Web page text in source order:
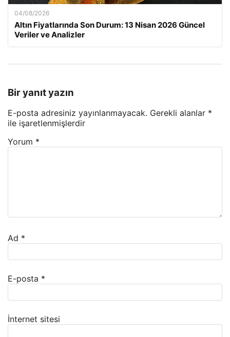
04/08/2026
Altın Fiyatlarında Son Durum: 13 Nisan 2026 Güncel
Veriler ve Analizler
Bir yanıt yazın
E-posta adresiniz yayınlanmayacak. Gerekli alanlar *
ile işaretlenmişlerdir
Yorum *
Ad *
E-posta *
İnternet sitesi